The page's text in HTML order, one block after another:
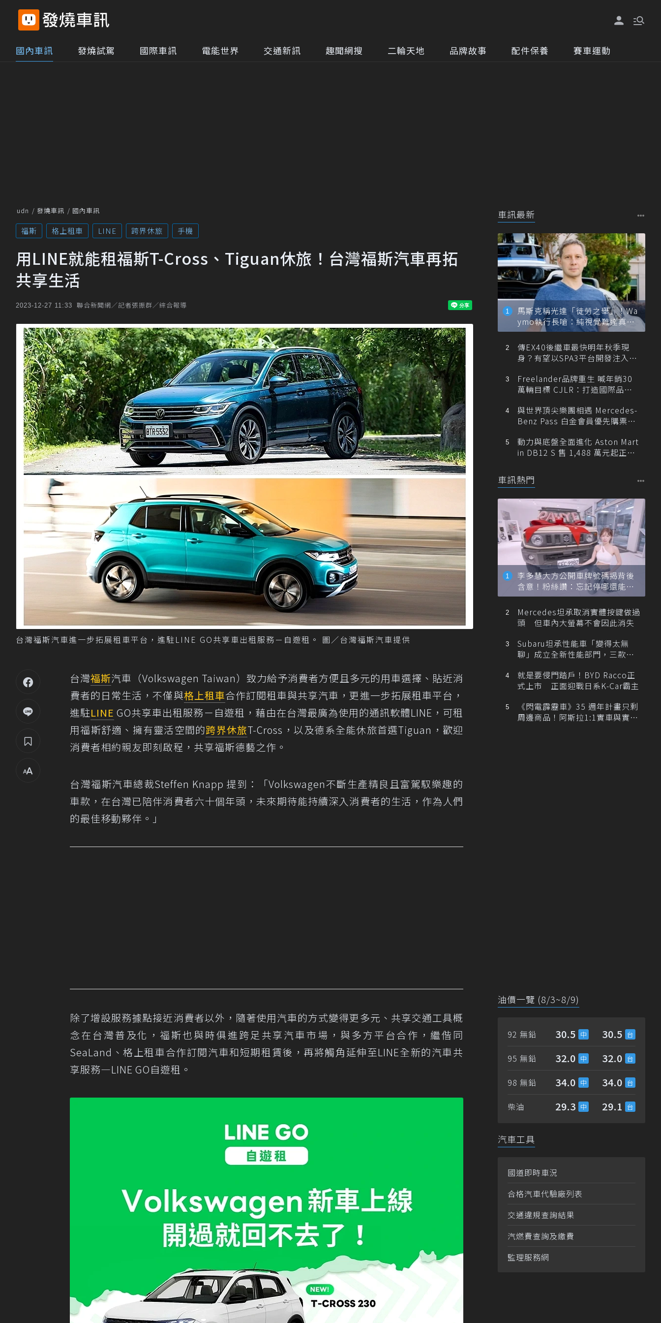
國內車訊 發燒試駕 國際車訊 電能世界 交通新訊 趣聞網搜 二輪天地 品牌故事 配件保養 賽車運動
udn 發燒車訊 國內車訊
福斯 格上租車 LINE 跨界休旅 手機
用LINE就能租福斯T-Cross、Tiguan休旅！台灣福斯汽車再拓
共享生活
2023-12-27 11:33 聯合新聞網／記者張振群／綜合報導
台灣福斯汽車進一步拓展租車平台，進駐LINE GO共享車出租服務－自遊租。 圖／台灣福斯汽車提供
台灣福斯汽車（Volkswagen Taiwan）致力給予消費者方便且多元的用車選擇、貼近消
費者的日常生活，不僅與格上租車合作訂閱租車與共享汽車，更進一步拓展租車平台，
進駐LINE GO共享車出租服務－自遊租，藉由在台灣最廣為使用的通訊軟體LINE，可租
用福斯舒適、擁有靈活空間的跨界休旅T-Cross，以及德系全能休旅首選Tiguan，歡迎
消費者相約親友即刻啟程，共享福斯德藝之作。
台灣福斯汽車總裁Steffen Knapp 提到：「Volkswagen不斷生產精良且富駕馭樂趣的
車款，在台灣已陪伴消費者六十個年頭，未來期待能持續深入消費者的生活，作為人們
的最佳移動夥伴。」
除了增設服務據點接近消費者以外，隨著使用汽車的方式變得更多元、共享交通工具概
念在台灣普及化，福斯也與時俱進跨足共享汽車市場，與多方平台合作，繼偕同
SeaLand、格上租車合作訂閱汽車和短期租賃後，再將觸角延伸至LINE全新的汽車共
享服務—LINE GO自遊租。
車訊最新
馬斯克稱光達「徒勞之舉」！Wa
ymo執行長嗆：純視覺難達真正
自動駕駛
傳EX40後繼車最快明年秋季現
身？有望以SPA3平台開發注入80
Freelander品牌重生 喊年銷30
萬輛目標 CJLR：打造國際品牌
與世界頂尖樂團相遇 Mercedes-
Benz Pass 白金會員優先購票維
動力與底盤全面進化 Aston Mart
in DB12 S 售 1,488 萬元起正式
車訊熱門
李多慧大方公開車牌號碼揭背後
含意！粉絲讚：忘記停哪還能幫
忙找車
Mercedes坦承取消實體按鍵做過
頭 但車內大螢幕不會因此消失
Subaru坦承性能車「變得太無
聊」成立全新性能部門，三款手
就是要侵門踏戶！BYD Racco正
式上市 正面迎戰日系K-Car霸主
《閃電霹靂車》35 週年計畫只剩
周邊商品！阿斯拉1:1實車與實體
油價一覽 (8/3~8/9)
92 無鉛 30.5 30.5
95 無鉛 32.0 32.0
98 無鉛 34.0 34.0
柴油 29.3 29.1
汽車工具
國道即時車況
合格汽車代驗廠列表
交通違規查詢結果
汽燃費查詢及繳費
監理服務網